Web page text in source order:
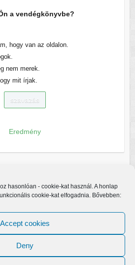
hasonlóan - cookie-kat használ. A honlap
cookie-kat elfogadnia. Bővebben:
Accept cookies
Deny
a vendégkönyvbe?
hogy van az oldalon.
nem merek.
mit írjak.
Eredmény